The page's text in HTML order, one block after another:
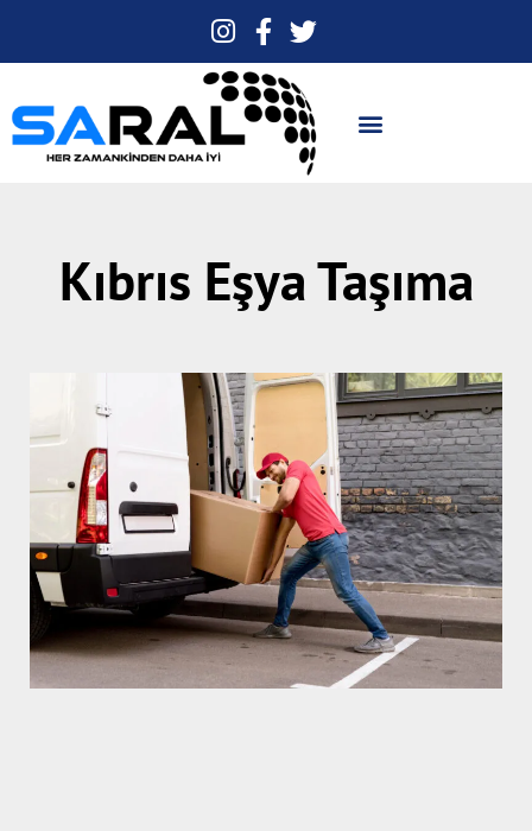
Kıbrıs Eşya Taşıma